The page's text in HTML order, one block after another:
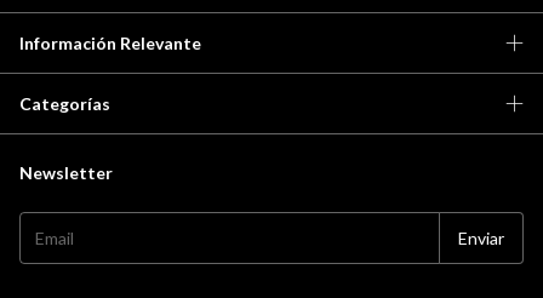
Información Relevante
Categorías
Newsletter